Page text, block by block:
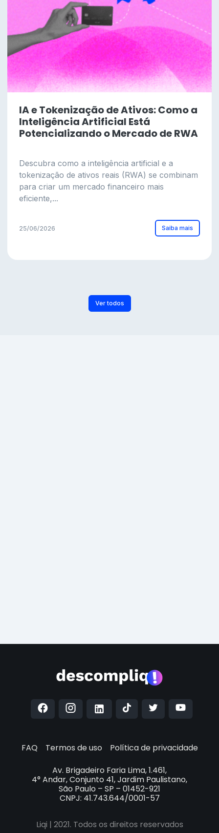
IA e Tokenização de Ativos: Como a
Inteligência Artificial Está
Potencializando o Mercado de RWA
Descubra como a inteligência artificial e a
tokenização de ativos reais (RWA) se combinam
para criar um mercado financeiro mais
eficiente,...
25/06/2026 Saiba mais
Ver todos
FAQ Termos de uso
Política de privacidade
Av. Brigadeiro Faria Lima, 1.461,
4° Andar, Conjunto 41, Jardim Paulistano,
São Paulo – SP – 01452-921
CNPJ: 41.743.644/0001-57
Liqi | 2021. Todos os direitos reservados